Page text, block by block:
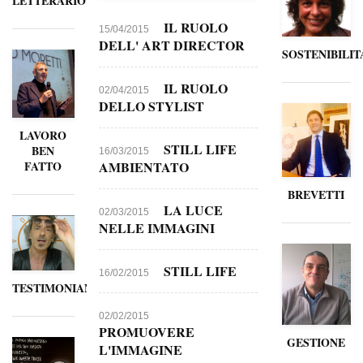
LAVORO
BEN
FATTO
TESTIMONIANZE
15/04/2015
IL RUOLO
DELL' ART DIRECTOR
02/04/2015
IL RUOLO
DELLO STYLIST
16/03/2015
STILL LIFE
AMBIENTATO
02/03/2015
LA LUCE
NELLE IMMAGINI
16/02/2015 STILL LIFE
02/02/2015
PROMUOVERE
L'IMMAGINE
BREVETTI
GESTIONE